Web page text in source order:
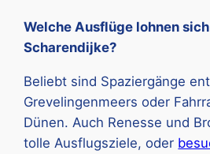
Welche Ausflüge lohnen
Scharendijke?
Beliebt sind Spaziergänge
Grevelingenmeers oder
Dünen. Auch Renesse und
tolle Ausflugsziele, oder